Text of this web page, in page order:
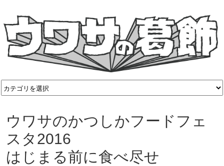
ウワサのかつしかフードフェ
スタ2016
はじまる前に食べ尽せ